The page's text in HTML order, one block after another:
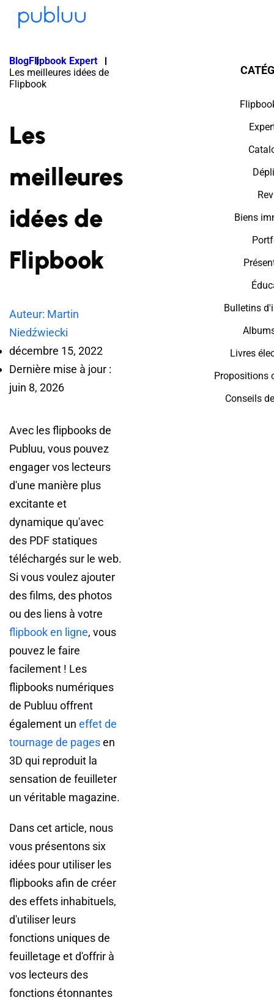
BlogFlipbook Expert
Les meilleures idées de
Flipbook
Les
meilleures
idées de
Flipbook
Auteur: Martin
Niedźwiecki
décembre 15, 2022
Dernière mise à jour :
juin 8, 2026
Avec les flipbooks de
Publuu, vous pouvez
engager vos lecteurs
d'une manière plus
excitante et
dynamique qu'avec
des PDF statiques
téléchargés sur le web.
Si vous voulez ajouter
des films, des photos
ou des liens à votre
flipbook en ligne, vous
pouvez le faire
facilement ! Les
flipbooks numériques
de Publuu offrent
également un effet de
tournage de pagesen
3D qui reproduit la
sensation de feuilleter
un véritable magazine.
Dans cet article, nous
vous présentons six
idées pour utiliser les
flipbooks afin de créer
des effets inhabituels,
d'utiliser leurs
fonctions uniques de
feuilletage et d'offrir à
vos lecteurs des
fonctions étonnantes
Biens
Bulletins
Livres
Propositions
Conseils